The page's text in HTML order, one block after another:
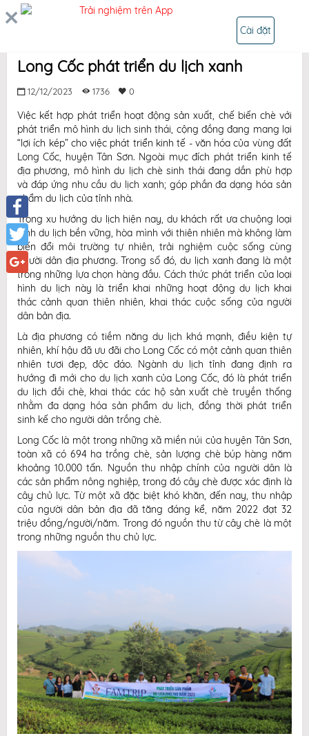
Facebook
Twitter
Google+
Long Cốc phát triển du lịch xanh
12/12/2023 1736 0
Việc kết hợp phát triển hoạt động sản xuất, chế biến chè với
phát triển mô hình du lịch sinh thái, cộng đồng đang mang lại
“lợi ích kép” cho việc phát triển kinh tế - văn hóa của vùng đất
Long Cốc, huyện Tân Sơn. Ngoài mục đích phát triển kinh tế
địa phương, mô hình du lịch chè sinh thái đang dần phù hợp
và đáp ứng nhu cầu du lịch xanh; góp phần đa dạng hóa sản
phẩm du lịch của tỉnh nhà.
Trong xu hướng du lịch hiện nay, du khách rất ưa chuộng loại
hình du lịch bền vững, hòa mình với thiên nhiên mà không làm
biến đổi môi trường tự nhiên, trải nghiệm cuộc sống cùng
người dân địa phương. Trong số đó, du lịch xanh đang là một
trong những lựa chọn hàng đầu. Cách thức phát triển của loại
hình du lịch này là triển khai những hoạt động du lịch khai
thác cảnh quan thiên nhiên, khai thác cuộc sống của người
dân bản địa.
Là địa phương có tiềm năng du lịch khá mạnh, điều kiện tự
nhiên, khí hậu đã ưu đãi cho Long Cốc có một cảnh quan thiên
nhiên tươi đẹp, độc đáo. Ngành du lịch tỉnh đang định ra
hướng đi mới cho du lịch xanh của Long Cốc, đó là phát triển
du lịch đồi chè, khai thác các hộ sản xuất chè truyền thống
nhằm đa dạng hóa sản phẩm du lịch, đồng thời phát triển
sinh kế cho người dân trồng chè.
Long Cốc là một trong những xã miền núi của huyện Tân Sơn,
toàn xã có 694 ha trồng chè, sản lượng chè búp hàng năm
khoảng 10.000 tấn. Nguồn thu nhập chính của người dân là
các sản phẩm nông nghiệp, trong đó cây chè được xác định là
cây chủ lực. Từ một xã đặc biệt khó khăn, đến nay, thu nhập
của người dân bản địa đã tăng đáng kể, năm 2022 đạt 32
triệu đồng/người/năm. Trong đó nguồn thu từ cây chè là một
trong những nguồn thu chủ lực.
Trải nghiệm trên App
Cài đặt